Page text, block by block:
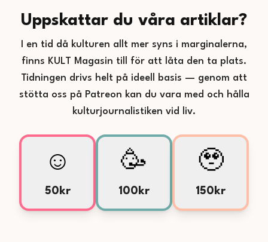
Uppskattar du våra artiklar?
I en tid då kulturen allt mer syns i marginalerna,
finns KULT Magasin till för att låta den ta plats.
Tidningen drivs helt på ideell basis — genom att
stötta oss på Patreon kan du vara med och hålla
kulturjournalistiken vid liv.
☺️
50kr
🥳
100kr
🥹
150kr